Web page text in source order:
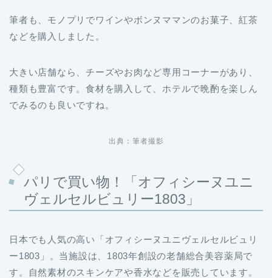
筆者も、モノプリでワインやボンヌママンのお菓子、紅茶
などを購入しました。
大きい店舗なら、チーズやお肉など専用コーナーがあり、
種類も豊富です。食材を購入して、ホテルで晩酌を楽しん
でみるのも良いですね。
出典：筆者撮影
パリで買い物！「オフィシーヌユニ
ヴェルセルビュリー1803」
日本でも人気の高い「オフィシーヌユニヴェルセルビュリ
ー1803」。当施設は、1803年創設の老舗総合美容薬局で
す。自然素材のスキンケアや香水などを販売しています。